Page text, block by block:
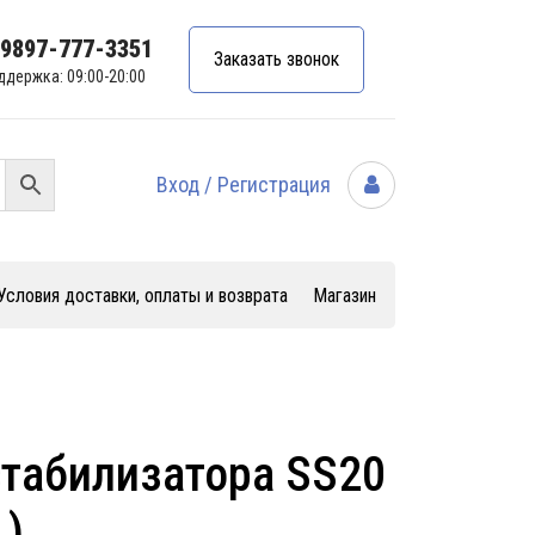
777-3351
09:00-20:00
Заказать звонок
Вход / Регистрация
доставки, оплаты и возврата Магазин
SS20